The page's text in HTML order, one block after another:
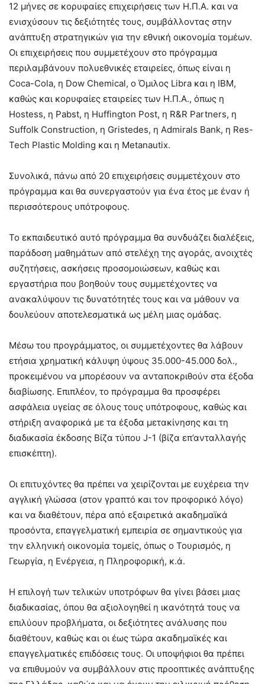
12 μήνες σε κορυφαίες επιχειρήσεις των Η.Π.Α. και να
ενισχύσουν τις δεξιότητές τους, συμβάλλοντας στην
ανάπτυξη στρατηγικών για την εθνική οικονομία τομέων.
Οι επιχειρήσεις που συμμετέχουν στο πρόγραμμα
περιλαμβάνουν πολυεθνικές εταιρείες, όπως είναι η
Coca-Cola, η Dow Chemical, o Όμιλος Libra και η IBM,
καθώς και κορυφαίες εταιρείες των Η.Π.Α., όπως η
Hostess, η Pabst, η Huffington Post, η R&R Partners, η
Suffolk Construction, η Gristedes, η Admirals Bank, η Res-
Tech Plastic Molding και η Metanautix.
Συνολικά, πάνω από 20 επιχειρήσεις συμμετέχουν στο
πρόγραμμα και θα συνεργαστούν για ένα έτος με έναν ή
περισσότερους υπότροφους.
Το εκπαιδευτικό αυτό πρόγραμμα θα συνδυάζει διαλέξεις,
παράδοση μαθημάτων από στελέχη της αγοράς, ανοιχτές
συζητήσεις, ασκήσεις προσομοιώσεων, καθώς και
εργαστήρια που βοηθούν τους συμμετέχοντες να
ανακαλύψουν τις δυνατότητές τους και να μάθουν να
δουλεύουν αποτελεσματικά ως μέλη μιας ομάδας.
Μέσω του προγράμματος, οι συμμετέχοντες θα λάβουν
ετήσια χρηματική κάλυψη ύψους 35.000-45.000 δολ.,
προκειμένου να μπορέσουν να ανταποκριθούν στα έξοδα
διαβίωσης. Επιπλέον, το πρόγραμμα θα προσφέρει
ασφάλεια υγείας σε όλους τους υπότροφους, καθώς και
στήριξη αναφορικά με τα έξοδα μετακίνησης και τη
διαδικασία έκδοσης Βίζα τύπου J-1 (βίζα επ’ανταλλαγής
επισκέπτη).
Οι επιτυχόντες θα πρέπει να χειρίζονται με ευχέρεια την
αγγλική γλώσσα (στον γραπτό και τον προφορικό λόγο)
και να διαθέτουν, πέρα από εξαιρετικά ακαδημαϊκά
προσόντα, επαγγελματική εμπειρία σε σημαντικούς για
την ελληνική οικονομία τομείς, όπως ο Τουρισμός, η
Γεωργία, η Ενέργεια, η Πληροφορική, κ.ά.
Η επιλογή των τελικών υποτρόφων θα γίνει βάσει μιας
διαδικασίας, όπου θα αξιολογηθεί η ικανότητά τους να
επιλύουν προβλήματα, οι δεξιότητες ανάλυσης που
διαθέτουν, καθώς και οι έως τώρα ακαδημαϊκές και
επαγγελματικές επιδόσεις τους. Οι υποψήφιοι θα πρέπει
να επιθυμούν να συμβάλλουν στις προοπτικές ανάπτυξης